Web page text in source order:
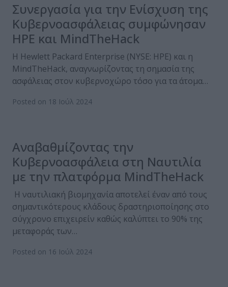
Συνεργασία για την Ενίσχυση της
Κυβερνοασφάλειας συμφώνησαν
HPE και MindTheHack
Η Hewlett Packard Enterprise (NYSE: HPE) και η
MindTheHack, αναγνωρίζοντας τη σημασία της
ασφάλειας στον κυβερνοχώρο τόσο για τα άτομα…
Posted on 18 Ιούλ 2024
Αναβαθμίζοντας την
Κυβερνοασφάλεια στη Ναυτιλία
με την πλατφόρμα MindTheHack
H ναυτιλιακή βιομηχανία αποτελεί έναν από τους
σημαντικότερους κλάδους δραστηριοποίησης στο
σύγχρονο επιχειρείν καθώς καλύπτει το 90% της
μεταφοράς των…
Posted on 16 Ιούλ 2024